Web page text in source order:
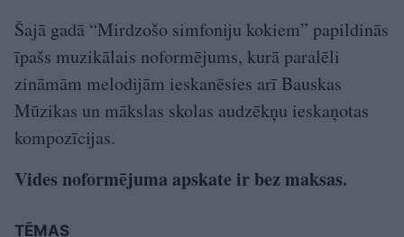
Šajā gadā “Mirdzošo simfoniju kokiem” papildinās
īpašs muzikālais noformējums, kurā paralēli
zināmām melodijām ieskanēsies arī Bauskas
Mūzikas un mākslas skolas audzēkņu ieskaņotas
kompozīcijas.
Vides noformējuma apskate ir bez maksas.
TĒMAS